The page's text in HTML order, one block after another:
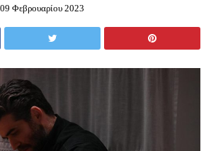
09 Φεβρουαρίου 2023